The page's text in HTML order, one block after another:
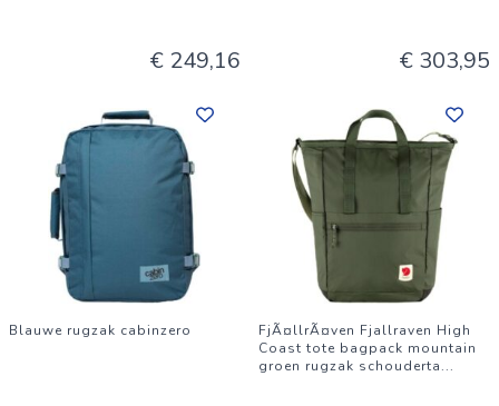
€ 249,16 € 303,95
Blauwe rugzak cabinzero
FjÃ¤llrÃ¤ven Fjallraven High
Coast tote bagpack mountain
groen rugzak schouderta...